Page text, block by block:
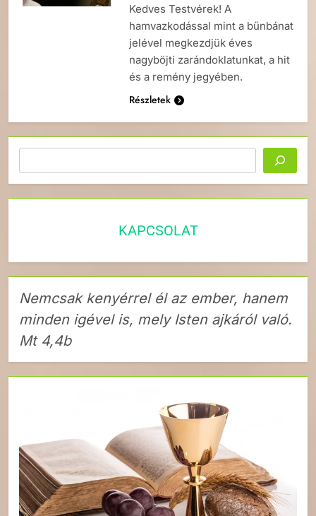
Kedves Testvérek! A
hamvazkodással mint a bűnbánat
jelével megkezdjük éves
nagyböjti zarándoklatunkat, a hit
és a remény jegyében.
Részletek
KAPCSOLAT
Nemcsak kenyérrel él az ember, hanem
minden igével is, mely Isten ajkáról való.
Mt 4,4b